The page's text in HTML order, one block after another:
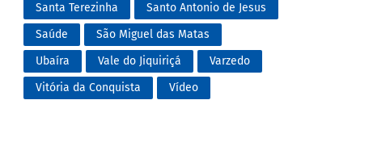
Santa Terezinha
Santo Antonio de Jesus
Saúde
São Miguel das Matas
Ubaíra
Vale do Jiquiriçá
Varzedo
Vitória da Conquista
Vídeo